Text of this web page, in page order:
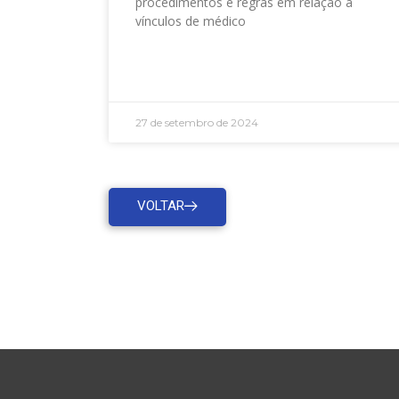
vínculos de médico
27 de setembro de 2024
VOLTAR